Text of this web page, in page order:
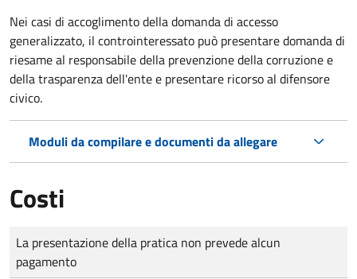
Nei casi di accoglimento della domanda di accesso
generalizzato, il controinteressato può presentare domanda di
riesame al responsabile della prevenzione della corruzione e
della trasparenza dell'ente e presentare ricorso al difensore
civico.
Moduli da compilare e documenti da allegare
Costi
Tipo di pagamento
Importo
La presentazione della pratica non prevede alcun
pagamento